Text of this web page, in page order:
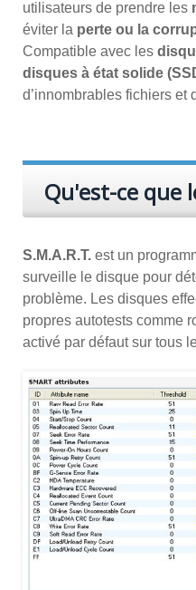
utilisateurs de prendre les
éviter la perte ou la
Compatible avec les
disques à état solide
d’innombrables fichiers et
Qu'est-ce que
S.M.A.R.T. est un
surveille le disque pour
problème. Les disques
propres autotests comme
activé par défaut sur tous